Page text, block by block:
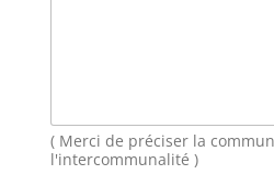
m
a
( Merci de préciser la
l'intercommunalité )